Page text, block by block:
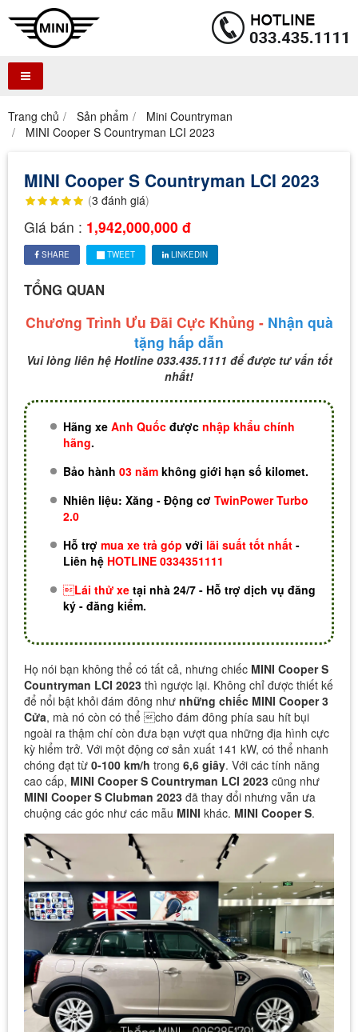
Trang chủ Sản phẩm
Mini Countryman
MINI Cooper S Countryman LCI 2023
MINI Cooper S Countryman LCI 2023
(3 đánh giá)
Giá bán : 1,942,000,000 đ
SHARE TWEET LINKEDIN
TỔNG QUAN
Chương Trình Ưu Đãi Cực Khủng - Nhận quà
tặng hấp dẫn
Vui lòng liên hệ Hotline 033.435.1111 để được tư vấn tốt
nhất!
Hãng xe Anh Quốc được nhập khẩu chính
hãng.
Bảo hành 03 năm không giới hạn số kilomet.
Nhiên liệu: Xăng - Động cơ TwinPower Turbo
2.0
Hỗ trợ mua xe trả góp với lãi suất tốt nhất -
Liên hệ HOTLINE 0334351111
Lái thử xe tại nhà 24/7 - Hỗ trợ dịch vụ đăng
ký - đăng kiểm.
Họ nói bạn không thể có tất cả, nhưng chiếc MINI Cooper S
Countryman LCI 2023 thì ngược lại. Không chỉ được thiết kế
để nổi bật khỏi đám đông như những chiếc MINI Cooper 3
Cửa, mà nó còn có thể cho đám đông phía sau hít bụi
ngoài ra thậm chí còn đưa bạn vượt qua những địa hình cực
kỳ hiểm trở. Với một động cơ sản xuất 141 kW, có thể nhanh
chóng đạt từ 0-100 km/h trong 6,6 giây. Với các tính năng
cao cấp, MINI Cooper S Countryman LCI 2023 cũng như
MINI Cooper S Clubman 2023 đã thay đổi nhưng vẫn ưa
chuộng các góc như các mẫu MINI khác. MINI Cooper S.